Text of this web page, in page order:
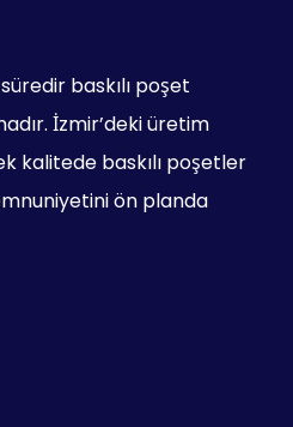
süredir baskılı poşet
İzmir’deki üretim
kalitede baskılı poşetler
ön planda